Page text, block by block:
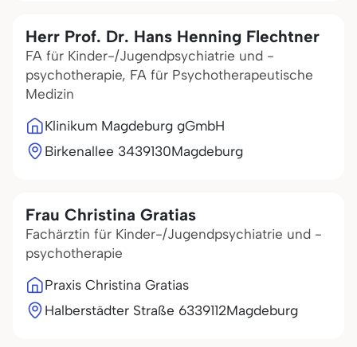
Herr Prof. Dr. Hans Henning Flechtner
FA für Kinder-/Jugendpsychiatrie und -
psychotherapie, FA für Psychotherapeutische
Medizin
Klinikum Magdeburg gGmbH
Birkenallee 3439130Magdeburg
Frau Christina Gratias
Fachärztin für Kinder-/Jugendpsychiatrie und -
psychotherapie
Praxis Christina Gratias
Halberstädter Straße 6339112Magdeburg